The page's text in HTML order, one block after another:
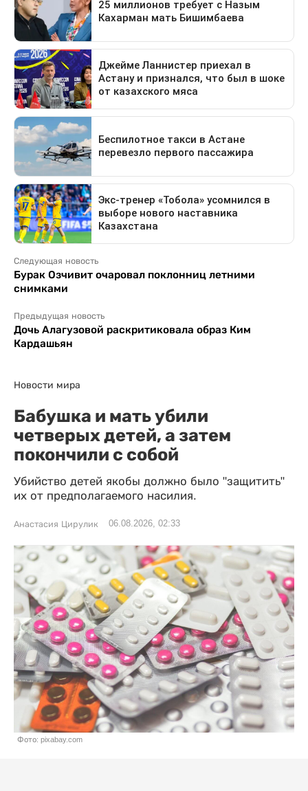
Следующая новость
Бурак Озчивит очаровал поклонниц летними
снимками
Предыдущая новость
Дочь Алагузовой раскритиковала образ Ким
Кардашьян
Новости мира
Бабушка и мать убили
четверых детей, а затем
покончили с собой
Убийство детей якобы должно было "защитить"
их от предполагаемого насилия.
Анастасия Цирулик 06.08.2026, 02:33
Фото: pixabay.com